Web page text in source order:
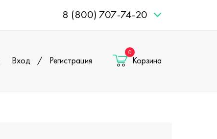
8 (800) 707-74-20
Вход / Регистрация
0
Корзина